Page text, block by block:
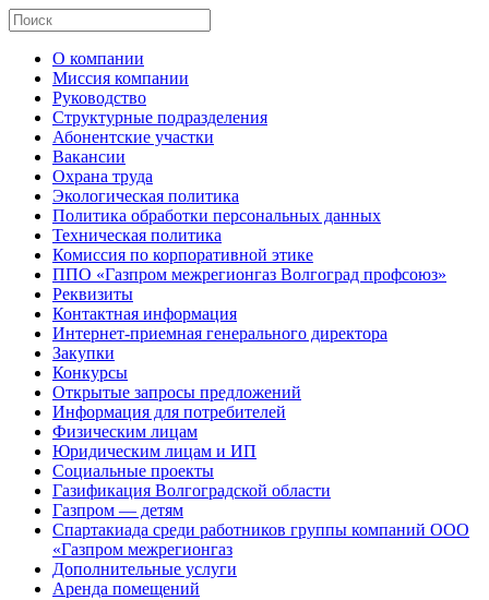
О компании
Миссия компании
Руководство
Структурные подразделения
Абонентские участки
Вакансии
Охрана труда
Экологическая политика
Политика обработки персональных данных
Техническая политика
Комиссия по корпоративной этике
ППО «Газпром межрегионгаз Волгоград профсоюз»
Реквизиты
Контактная информация
Интернет-приемная генерального директора
Закупки
Конкурсы
Открытые запросы предложений
Информация для потребителей
Физическим лицам
Юридическим лицам и ИП
Социальные проекты
Газификация Волгоградской области
Газпром — детям
Спартакиада среди работников группы компаний ООО
«Газпром межрегионгаз
Дополнительные услуги
Аренда помещений